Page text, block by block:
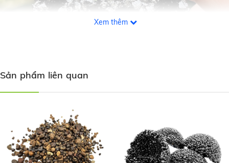
Xem thêm
Sản phẩm liên quan